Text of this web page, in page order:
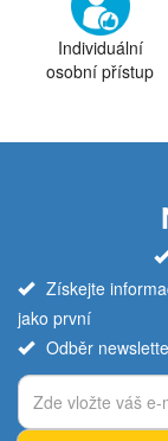
Individuální
osobní přístup
Získejte
jako první
Odběr